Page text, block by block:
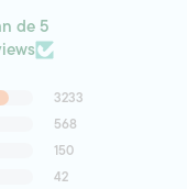
van onze
nood. Namens jou
aan een partner
en onze manier
de 5
3233
568
150
42